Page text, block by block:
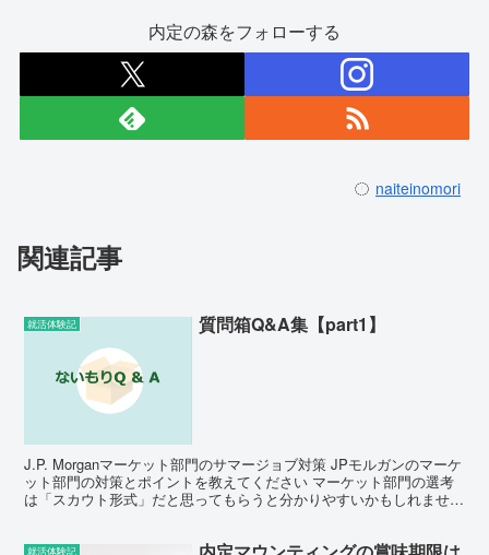
内定の森をフォローする
naiteinomori
関連記事
就活体験記 質問箱Q&A集【part1】
J.P. Morganマーケット部門のサマージョブ対策 JPモルガンのマーケ
ット部門の対策とポイントを教えてください マーケット部門の選考
は「スカウト形式」だと思ってもらうと分かりやすいかもしれませ
就活体験記